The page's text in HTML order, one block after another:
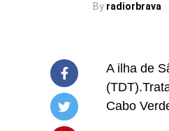
By radiorbrava
A ilha de
Cabo